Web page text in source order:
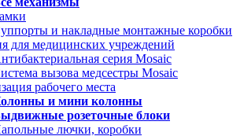
и накладные монтажные коробки
для медицинских учреждений
серия Mosaic
вызова медсестры Mosaic
рабочего места
и мини колонны
розеточные блоки
лючки, коробки